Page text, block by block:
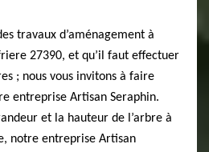
travaux d’aménagement à
27390, et qu’il faut effectuer
; nous vous invitons à faire
entreprise Artisan Seraphin.
et la hauteur de l’arbre à
notre entreprise Artisan